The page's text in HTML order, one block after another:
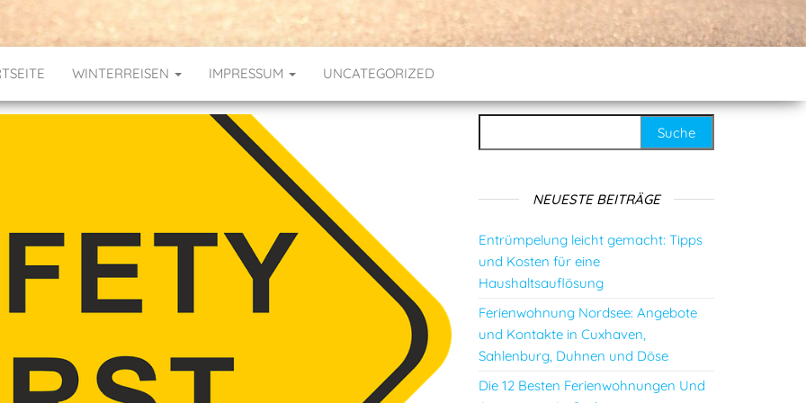
WINTERREISEN IMPRESSUM UNCATEGORIZED
NEUESTE BEITRÄGE
Entrümpelung leicht gemacht: Tipps
und Kosten für eine
Haushaltsauflösung
Ferienwohnung Nordsee: Angebote
und Kontakte in Cuxhaven,
Sahlenburg, Duhnen und Döse
Die 12 Besten Ferienwohnungen Und